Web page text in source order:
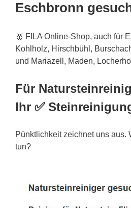
Eschbronn
🥇 FILA Online-Shop, auch für
Kohlholz, Hirschbühl,
und Mariazell, Maden,
Für
Ihr ✅
Pünktlichkeit zeichnet uns aus.
tun?